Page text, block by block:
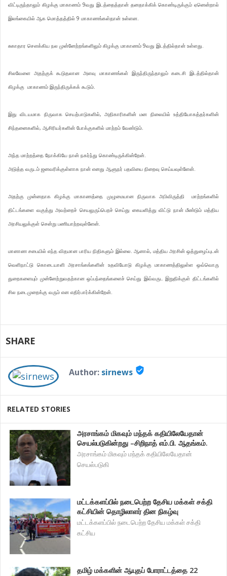
விட்டிருந்தாலும் கிழக்கு மாகாணம் 9வது இடத்தைத்தான் தனதாக்கிக் கொண்டிருக்கும் ஏனென்றால்
இலங்கையில் ஆக மொத்தத்தில் 9 மாகாணங்கள்தான் உள்ளன.
சுகாதார சௌக்கிய நல முன்னேற்றங்களிலும் கிழக்கு மாகாணம் 9வது இடத்தில்தான் உள்ளது.
சிலவேளை அதற்குக் கூடுதலான அளவு மாகாணங்கள் இருந்திருந்தாலும் கடைசி இடத்தில்தான்
கிழக்கு மாகாணம் இருந்திருக்கக் கூடும்.
இது விடயமாக நிருவாக செயற்பாடுகளில், அதிகாரிகளின் மன நிலையில் உத்தியோகத்தர்களின்
சிந்தனைகளில், ஆசிரியர்களின் போக்குகளில் மாற்றம் வேண்டும்.
அந்த மாற்றத்தை நோக்கியே நான் நகர்ந்து கொண்டிருக்கின்றேன்.
அடுத்த வருடம் ஜனவரிக்குள்ளாக நான் எனது ஆளுநர் பதவியை நிறைவு செய்யவுள்ளேன்.
அதற்கு முன்னதாக கிழக்கு மாகாணத்தை முழுமையான நிருவாக அபிவிருத்தி மாற்றங்களில்
திட்டங்களை வகுத்து அவற்றைச் செயலுருப்பெறச் செய்து கையளித்து விட்டு நான் மீண்டும் மத்திய
அரசியலுக்குள் சென்று பணியாற்றவுள்ளேன்.
மானாண சபையில் எந்த விதமான பாரிய நிதிகளும் இல்லை. ஆனால், மத்திய அரசின் ஒத்துழைப்புடன்
வெளிநாட்டு கொடையாளி அரசாங்கங்களின் உதவியோடு கிழக்கு மாகாணத்திலுள்ள ஒவ்வொரு
துறைகளையும் முன்னேற்றுவதற்கான ஒப்பந்தைங்களைச் செய்து இவ்வருட இறுதிக்குள் திட்டங்களில்
சில நடைமுறைக்கு வரும் என எதிர்பார்க்கின்றேன்.
SHARE
Author: sirnews verified_user
RELATED STORIES
அரசாங்கம் மிகவும் மந்தக் கதியிலேயேதான்
செயல்படுகின்றது –சிறிநாத் எம்.பி. ஆதங்கம்.
அரசாங்கம் மிகவும் மந்தக் கதியிலேயேதான்
செயல்படுகி
மட்டக்களப்பில் நடைபெற்ற தேசிய மக்கள் சக்தி
கட்சியின் தொழிலாளர் தின நிகழ்வு
மட்டக்களப்பில் நடைபெற்ற தேசிய மக்கள் சக்தி
கட்சிய
தமிழ் மக்களின் ஆயுதப் போராட்டத்தை 22